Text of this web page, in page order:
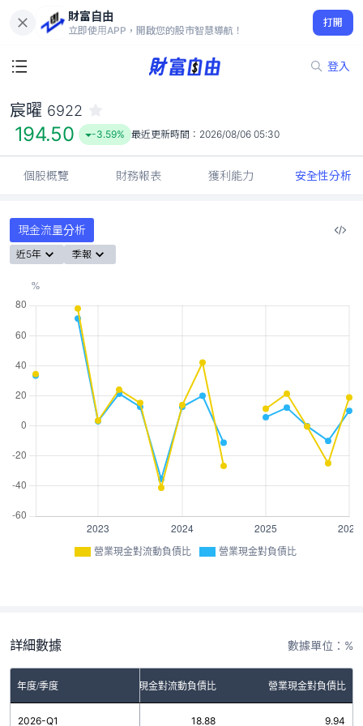
財富自由
立即使用APP，開啟您的股市智慧導航！
打開
登入
194.50
-3.59%
宸曜 6922
194.50 -3.59% 最近更新時間： 2026/08/06 05:30
個股概覽 財務報表 獲利能力 安全性分析
現金流量分析
近5年 季報
營業現金對流動負債比 營業現金對負債比
詳細數據 數據單位：%
年度/季度 營業現金對流動負債比 營業現金對負債比
2026-Q1 18.88 9.94